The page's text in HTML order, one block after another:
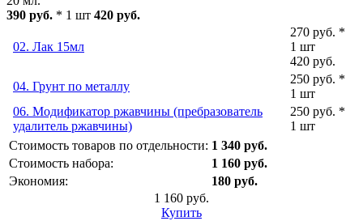
390 руб. * 1 шт 420 руб.
02. Лак 15мл
270 руб. *
1 шт
420 руб.
04. Грунт по металлу
250 руб. *
1 шт
06. Модификатор ржавчины (пребразователь
удалитель ржавчины)
250 руб. *
1 шт
Стоимость товаров по отдельности: 1 340 руб.
Стоимость набора:
1 160 руб.
Экономия:
180 руб.
1 160 руб.
Купить